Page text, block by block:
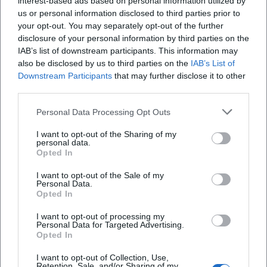
us or personal information disclosed to third parties prior to
your opt-out. You may separately opt-out of the further
disclosure of your personal information by third parties on the
IAB’s list of downstream participants. This information may
also be disclosed by us to third parties on the IAB’s List of
Downstream Participants that may further disclose it to other
Personal Data Processing Opt Outs
I want to opt-out of the Sharing of my
personal data.
Opted In
I want to opt-out of the Sale of my
Personal Data.
Opted In
I want to opt-out of processing my
Personal Data for Targeted Advertising.
Opted In
I want to opt-out of Collection, Use,
Zeitdiagnose abdeckt – ein Katalog, der wie ein Album-
Zyklus über mehrere Jahre thematische Kontinuitäten und
neue Töne hörbar macht.
Kultureller Einfluss: Debattenkultur zwischen Theater,
Medien und Netz
Gysi verbindet Politik, Kultur und Medien auf einem
Berlin, ihre digitale Verlängerung, Buchpremieren und TV-
Auftritte bilden ein dichtes Ökosystem, in dem Diskurse
zirkulieren und weiterentwickelt werden. Diese
argumentativen Austausch, zeigt Freude an Sprache und
bringt unterschiedliche Milieus ins Gespräch. Gerade in
Reibung zulassen, Differenzen benennen, Verständigung
als Ziel.
2024 setzte er mit „Gysi gegen Guttenberg“ eine